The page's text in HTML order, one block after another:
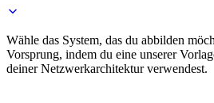
Wähle das System, das du abbilden
Vorsprung, indem du eine unserer
deiner Netzwerkarchitektur verwendest.